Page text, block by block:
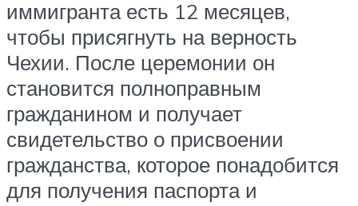
иммигранта есть 12 месяцев,
чтобы присягнуть на верность
Чехии. После церемонии он
становится полноправным
гражданином и получает
свидетельство о присвоении
гражданства, которое понадобится
для получения паспорта и